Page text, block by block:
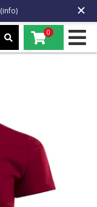
(info)
0